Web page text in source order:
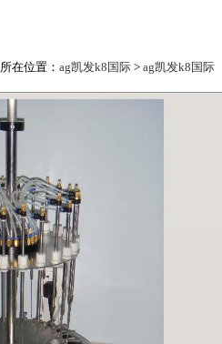
所在位置： ag凯发k8国际 > ag凯发k8国际